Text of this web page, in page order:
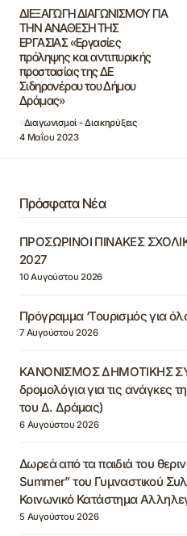
ΔΙΕΞΑΓΩΓΗ ΔΙΑΓΩΝΙΣΜΟΥ ΓΙΑ
ΤΗΝ ΑΝΑΘΕΣΗ ΤΗΣ
ΕΡΓΑΣΙΑΣ «Εργασίες
πρόληψης και αντιπυρικής
προστασίας της ΔΕ
Σιδηρονέρου του Δήμου
Δράμας»
Διαγωνισμοί - Διακηρύξεις
4 Μαΐου 2023
Πρόσφατα Νέα
ΠΡΟΣΩΡΙΝΟΙ ΠΙΝΑΚΕΣ
2027
10 Αυγούστου 2026
Πρόγραμμα ‘Τουρισμός για
7 Αυγούστου 2026
ΚΑΝΟΝΙΣΜΟΣ ΔΗΜΟΤΙΚΗΣ
δρομολόγια για τις ανάγκες
του Δ. Δράμας)
6 Αυγούστου 2026
Δωρεά από τα παιδιά του
Summer” του Γυμναστικού
Κοινωνικό Κατάστημα
5 Αυγούστου 2026